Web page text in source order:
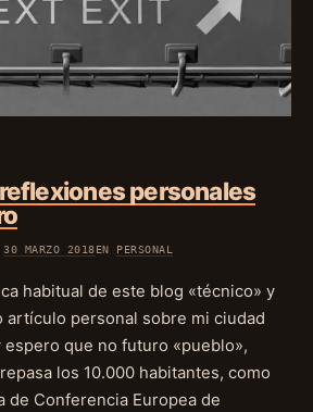
personales
30 MARZO 2018EN PERSONAL
habitual de este blog «técnico» y
personal sobre mi ciudad
espero que no futuro «pueblo»,
los 10.000 habitantes, como
de Conferencia Europea de